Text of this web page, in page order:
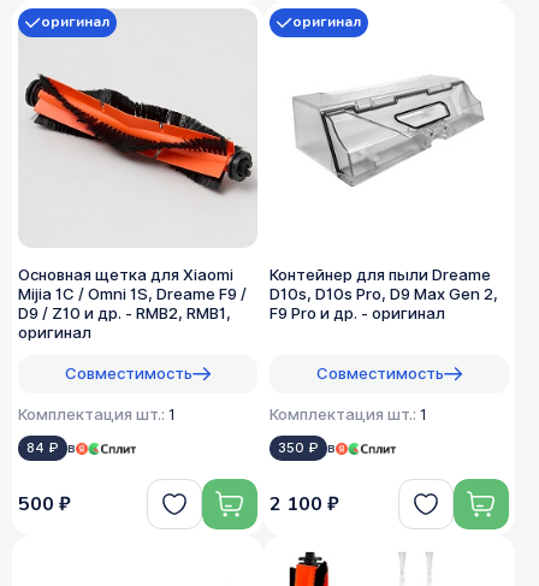
Основная щетка для Xiaomi
Mijia 1C / Omni 1S, Dreame F9 /
D9 / Z10 и др. - RMB2, RMB1,
оригинал
Совместимость
Комплектация шт.: 1
84 ₽ в
оригинал
500 ₽
Контейнер для пыли Dreame
D10s, D10s Pro, D9 Max Gen 2,
F9 Pro и др. - оригинал
Совместимость
Комплектация шт.: 1
350 ₽ в
оригинал
2 100 ₽